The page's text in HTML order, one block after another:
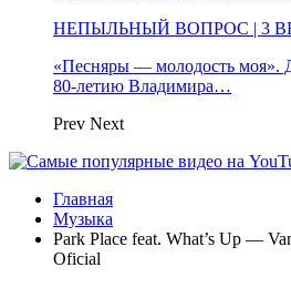
НЕПЫЛЬНЫЙ ВОПРОС | 3
«Песняры — молодость моя».
80-летию Владимира…
Prev Next
Главная
Музыка
Park Place feat. What’s Up —
Oficial